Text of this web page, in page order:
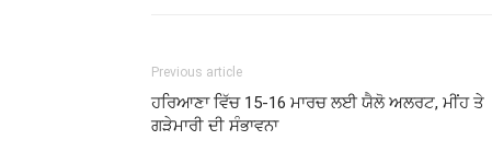
Previous article
ਹਰਿਆਣਾ ਵਿੱਚ 15-16 ਮਾਰਚ ਲਈ ਯੈਲੋ ਅਲਰਟ, ਮੀਂਹ ਤੇ
ਗੜੇਮਾਰੀ ਦੀ ਸੰਭਾਵਨਾ